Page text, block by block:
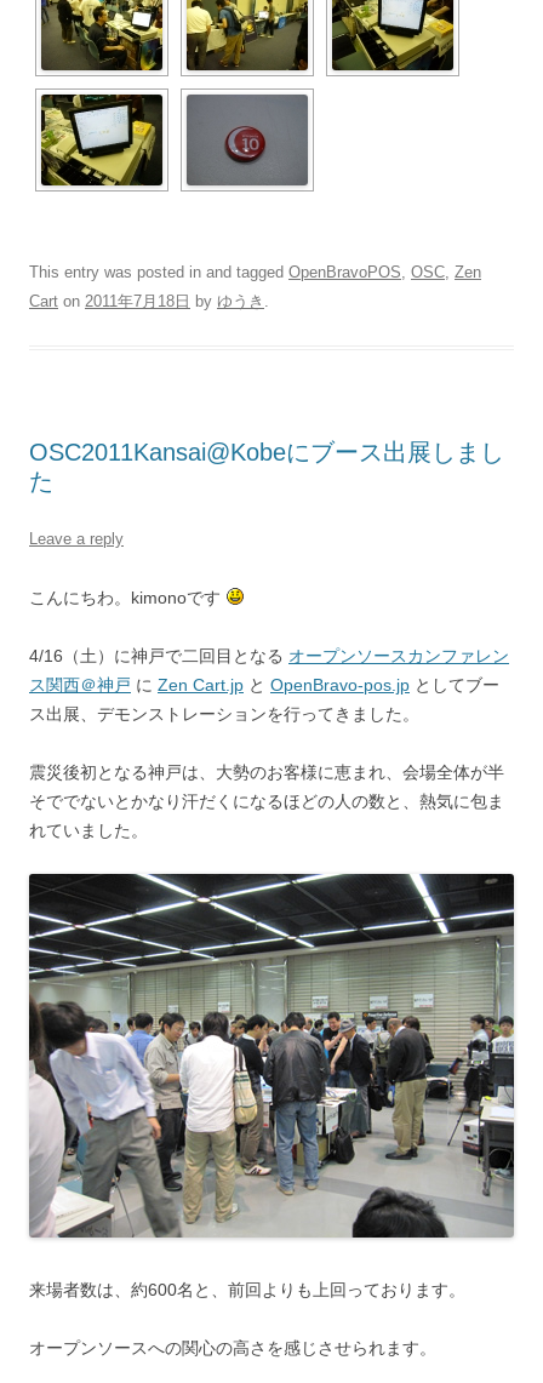
This entry was posted in and tagged OpenBravoPOS, OSC, Zen
Cart on 2011年7月18日 by ゆうき .
OSC2011Kansai@Kobeにブース出展しまし
た
Leave a reply
こんにちわ。kimonoです
4/16（土）に神戸で二回目となる オープンソースカンファレン
ス関西＠神戸 に Zen Cart.jp と OpenBravo-pos.jp としてブー
ス出展、デモンストレーションを行ってきました。
震災後初となる神戸は、大勢のお客様に恵まれ、会場全体が半
そででないとかなり汗だくになるほどの人の数と、熱気に包ま
れていました。
来場者数は、約600名と、前回よりも上回っております。
オープンソースへの関心の高さを感じさせられます。